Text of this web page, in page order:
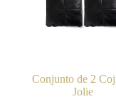
Conjunto de 2
Jolie